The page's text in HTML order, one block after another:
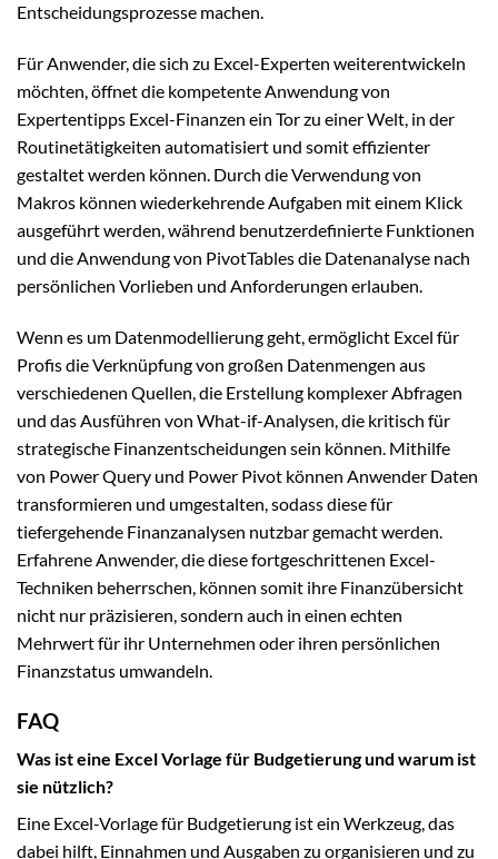
Entscheidungsprozesse machen.
Für Anwender, die sich zu Excel-Experten weiterentwickeln
möchten, öffnet die kompetente Anwendung von
Expertentipps Excel-Finanzen ein Tor zu einer Welt, in der
Routinetätigkeiten automatisiert und somit effizienter
gestaltet werden können. Durch die Verwendung von
Makros können wiederkehrende Aufgaben mit einem Klick
ausgeführt werden, während benutzerdefinierte Funktionen
und die Anwendung von PivotTables die Datenanalyse nach
persönlichen Vorlieben und Anforderungen erlauben.
Wenn es um Datenmodellierung geht, ermöglicht Excel für
Profis die Verknüpfung von großen Datenmengen aus
verschiedenen Quellen, die Erstellung komplexer Abfragen
und das Ausführen von What-if-Analysen, die kritisch für
strategische Finanzentscheidungen sein können. Mithilfe
von Power Query und Power Pivot können Anwender Daten
transformieren und umgestalten, sodass diese für
tiefergehende Finanzanalysen nutzbar gemacht werden.
Erfahrene Anwender, die diese fortgeschrittenen Excel-
Techniken beherrschen, können somit ihre Finanzübersicht
nicht nur präzisieren, sondern auch in einen echten
Mehrwert für ihr Unternehmen oder ihren persönlichen
Finanzstatus umwandeln.
FAQ
Was ist eine Excel Vorlage für Budgetierung und warum ist
sie nützlich?
Eine Excel-Vorlage für Budgetierung ist ein Werkzeug, das
dabei hilft, Einnahmen und Ausgaben zu organisieren und zu